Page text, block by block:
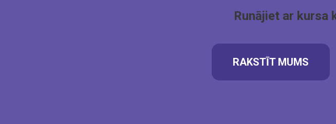
Runājiet ar kursa
RAKSTĪT MUMS